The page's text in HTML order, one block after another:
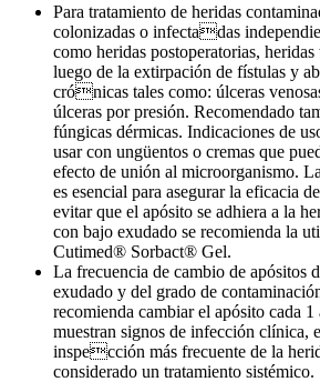
Para tratamiento de heridas
colonizadas o infectadas
como heridas postoperatorias,
luego de la extirpación de fístulas y
crónicas tales como: úlceras
úlceras por presión. Recomendado
fúngicas dérmicas. Indicaciones de
usar con ungüentos o cremas que
efecto de unión al microorganismo.
es esencial para asegurar la eficacia
evitar que el apósito se adhiera a la
con bajo exudado se recomienda la
Cutimed® Sorbact® Gel.
La frecuencia de cambio de apósitos
exudado y del grado de
recomienda cambiar el apósito cada
muestran signos de infección clínica,
inspección más frecuente de la
considerado un tratamiento sistémico.